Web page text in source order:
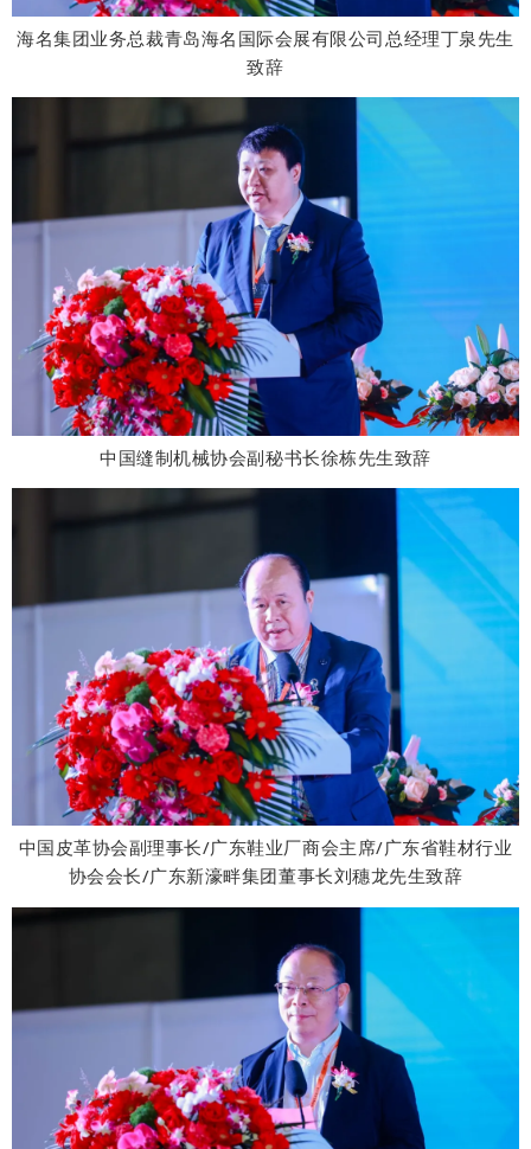
海名集团业务总裁青岛海名国际会展有限公司总经理丁泉先生
致辞
中 国缝制机械协会副秘书长徐栋先生致辞
中国皮革协会副理事长/广东鞋业厂商会主席/广东省鞋材行业
协会会长/广东新濠畔集团董事长刘穗龙先生致辞